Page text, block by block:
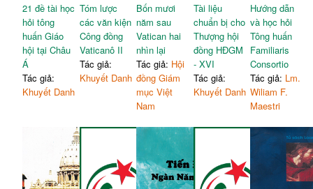
21 đề tài học
hỏi tông
huấn Giáo
hội tại Châu
Á
Tác giả:
Khuyết Danh
Tóm lược
các văn kiện
Công đồng
Vaticanô II
Tác giả:
Khuyết Danh
Bốn mươi
năm sau
Vatican hai
nhìn lại
Tác giả: Hội
đồng Giám
mục Việt
Nam
Tài liệu
chuẩn bị cho
Thượng hội
đồng HĐGM
- XVI
Tác giả:
Khuyết Danh
Hướng dẫn
và học hỏi
Tông huấn
Familiaris
Consortio
Tác giả: Lm.
Wiliam F.
Maestri